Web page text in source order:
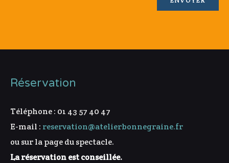
Réservation
Téléphone : 01 43 57 40 47
E-mail : reservation@atelierbonnegraine.fr
ou sur la page du spectacle.
La réservation est conseillée.